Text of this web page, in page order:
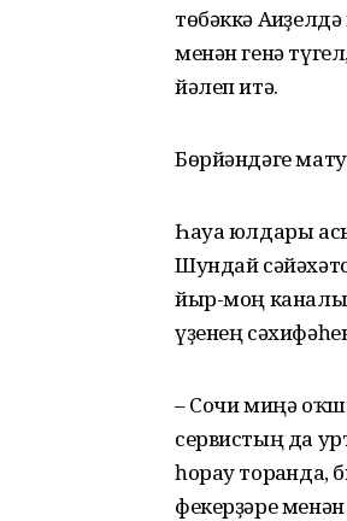
төбәккә
менән генә
йәлеп итә.
Бөрйәндәге
Һауа юлдары
Шундай
йыр-моң
үҙенең
– Сочи миңә
сервистың да
һорау торғанда,
фекерҙәре